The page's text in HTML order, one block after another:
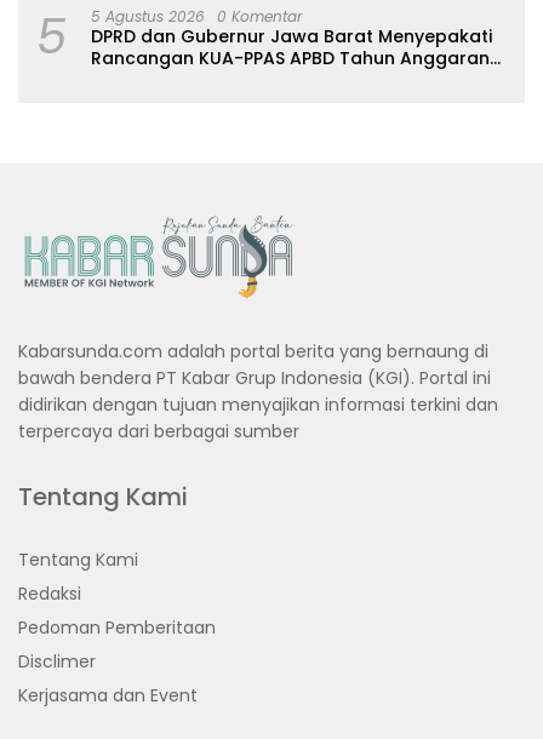
5 5 Agustus 2026 0 Komentar
DPRD dan Gubernur Jawa Barat Menyepakati
Rancangan KUA-PPAS APBD Tahun Anggaran
Kabarsunda.com adalah portal berita yang bernaung di
bawah bendera PT Kabar Grup Indonesia (KGI). Portal ini
didirikan dengan tujuan menyajikan informasi terkini dan
terpercaya dari berbagai sumber
Tentang Kami
Tentang Kami
Redaksi
Pedoman Pemberitaan
Disclimer
Kerjasama dan Event